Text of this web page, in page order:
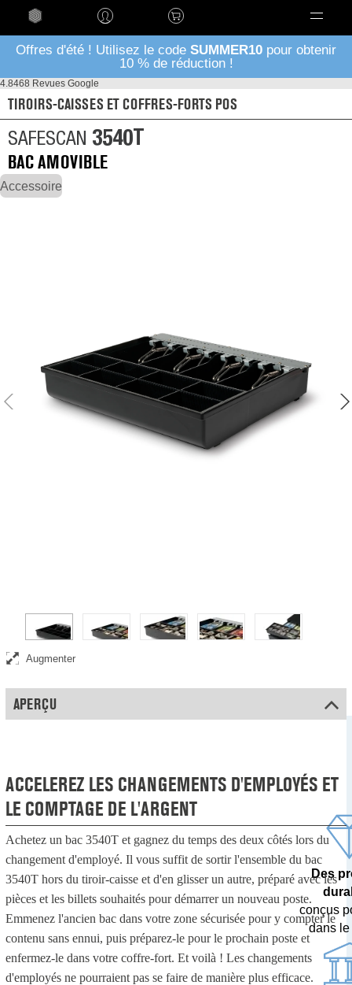
Offres d'été ! Utilisez le code SUMMER10 pour obtenir
10 % de réduction !
4.8468 Revues Google
TIROIRS-CAISSES ET COFFRES-FORTS POS
SAFESCAN 3540T
BAC AMOVIBLE
Accessoire
Augmenter
APERÇU
ACCELEREZ LES CHANGEMENTS D'EMPLOYÉS ET
LE COMPTAGE DE L'ARGENT
Achetez un bac 3540T et gagnez du temps des deux côtés lors du
changement d'employé. Il vous suffit de sortir l'ensemble du bac
3540T hors du tiroir-caisse et d'en glisser un autre, préparé avec les
pièces et les billets souhaités pour démarrer un nouveau poste.
Emmenez l'ancien bac dans votre zone sécurisée pour y compter le
contenu sans ennui, puis préparez-le pour le prochain poste et
enfermez-le dans votre coffre-fort. Et voilà ! Les changements
d'employés ne pourraient pas se faire de manière plus efficace.
Des
conçus
dans le